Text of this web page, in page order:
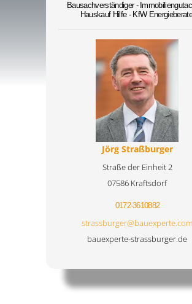
Bausachverständiger -
Hauskauf Hilfe - KfW
Jörg Straßburger
Straße der Einheit 2
07586 Kraftsdorf
0172-3610882
strassburger@bauexperte.com
bauexperte-strassburger.de